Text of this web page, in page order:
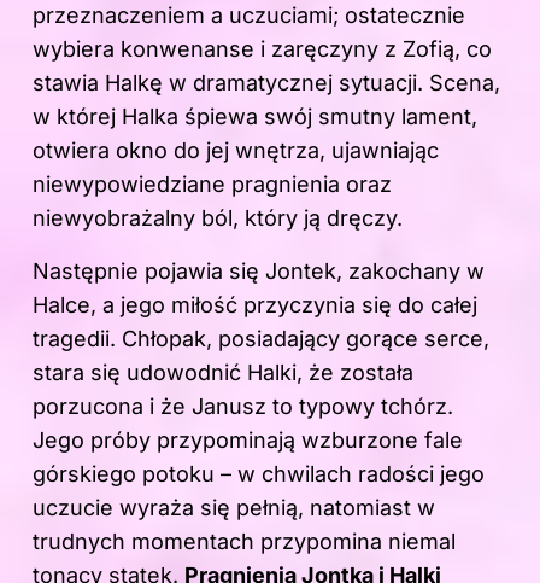
przeznaczeniem a uczuciami; ostatecznie
wybiera konwenanse i zaręczyny z Zofią, co
stawia Halkę w dramatycznej sytuacji. Scena,
w której Halka śpiewa swój smutny lament,
otwiera okno do jej wnętrza, ujawniając
niewypowiedziane pragnienia oraz
niewyobrażalny ból, który ją dręczy.
Następnie pojawia się Jontek, zakochany w
Halce, a jego miłość przyczynia się do całej
tragedii. Chłopak, posiadający gorące serce,
stara się udowodnić Halki, że została
porzucona i że Janusz to typowy tchórz.
Jego próby przypominają wzburzone fale
górskiego potoku – w chwilach radości jego
uczucie wyraża się pełnią, natomiast w
trudnych momentach przypomina niemal
tonący statek. Pragnienia Jontka i Halki